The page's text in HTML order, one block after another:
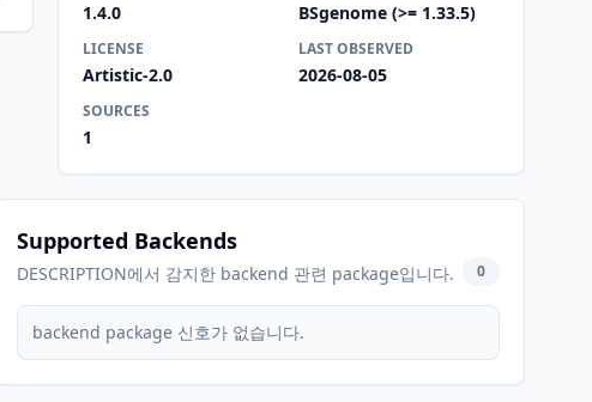
1.4.0 BSgenome (>= 1.33.5)
LICENSE
Artistic-2.0
LAST OBSERVED
2026-08-05
SOURCES
1
Supported Backends
DESCRIPTION에서 감지한 backend 관련 package입니다. 0
backend package 신호가 없습니다.